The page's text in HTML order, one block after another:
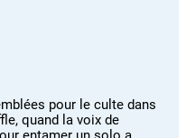
pour le culte dans
quand la voix de